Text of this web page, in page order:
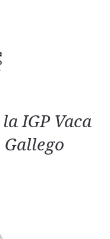
IGP Vaca
Gallego